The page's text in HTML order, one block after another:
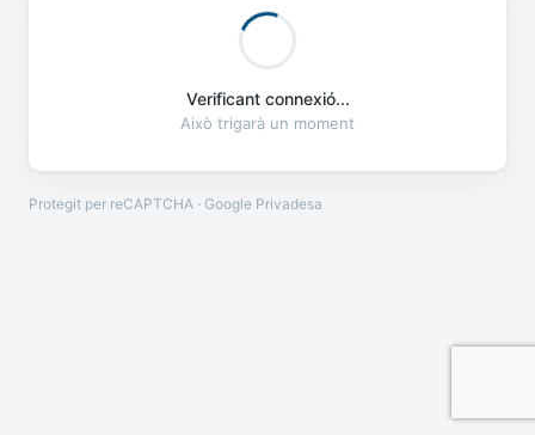
Verificant connexió...
Això trigarà un moment
Protegit per reCAPTCHA · Google Privadesa